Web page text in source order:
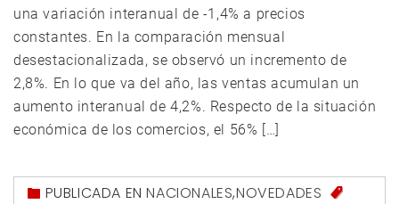
una variación interanual de -1,4% a precios
constantes. En la comparación mensual
desestacionalizada, se observó un incremento de
2,8%. En lo que va del año, las ventas acumulan un
aumento interanual de 4,2%. Respecto de la situación
económica de los comercios, el 56% […]
PUBLICADA ENNACIONALES,NOVEDADES